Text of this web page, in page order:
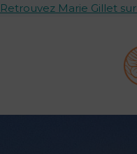
Retrouvez Marie Gillet